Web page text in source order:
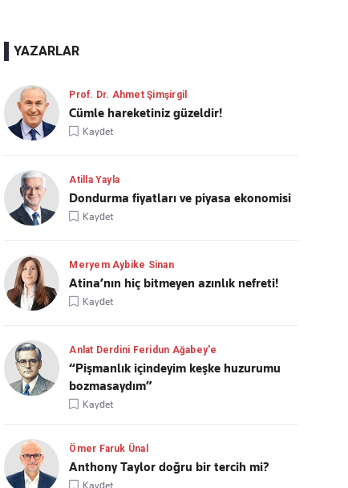
YAZARLAR
Prof. Dr. Ahmet Şimşirgil
Cümle hareketiniz güzeldir!
Kaydet
Atilla Yayla
Dondurma fiyatları ve piyasa ekonomisi
Kaydet
Meryem Aybike Sinan
Atina’nın hiç bitmeyen azınlık nefreti!
Kaydet
Anlat Derdini Feridun Ağabey'e
“Pişmanlık içindeyim keşke huzurumu
bozmasaydım”
Kaydet
Ömer Faruk Ünal
Anthony Taylor doğru bir tercih mi?
Kaydet